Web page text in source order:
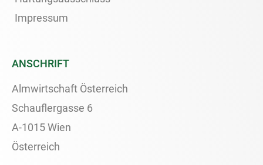
Impressum
ANSCHRIFT
Almwirtschaft Österreich
Schauflergasse 6
A-1015 Wien
Österreich